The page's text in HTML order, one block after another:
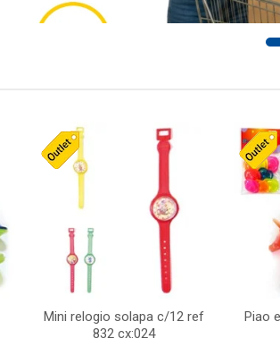
Mini relogio solapa c/12 ref
832 cx:024
Piao